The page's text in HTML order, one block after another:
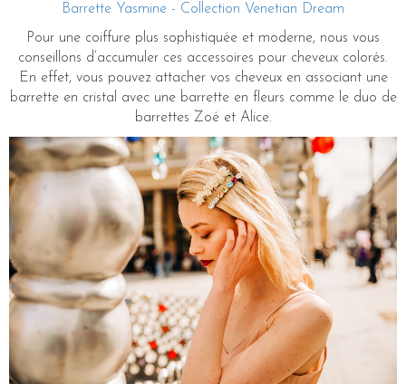
Barrette Yasmine - Collection Venetian Dream
Pour une coiffure plus sophistiquée et moderne, nous vous
conseillons d’accumuler ces accessoires pour cheveux colorés.
En effet, vous pouvez attacher vos cheveux en associant une
barrette en cristal avec une barrette en fleurs comme le duo de
barrettes Zoé et Alice.